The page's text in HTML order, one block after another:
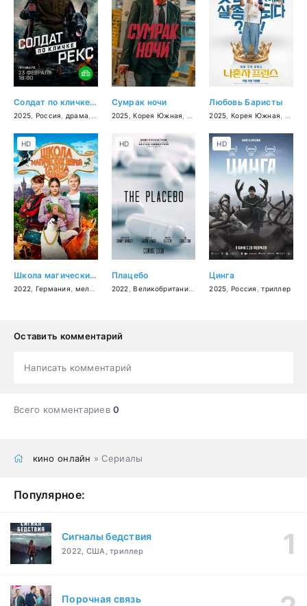
Солдат по кличке Рекс
2025 Россия драма военный
Сумрак ночи
2025 ,Корея Южная криминал, детектив,драма
Любовь Баристы
2025 Корея Южная
Школа магических зверей 2
2022 Германия мелодрама ,комедия,приключения семейный,фэнтези
HD
Плацебо
2022 ,Великобритания драма
HD
Цинга
2025 Россия ,триллер
HD
Оставить комментарий
Написать комментарий
Всего комментариев0
кино онлайн » Сериалы
Популярное:
Сигналы бедствия
2022, США, триллер
Порочная связь